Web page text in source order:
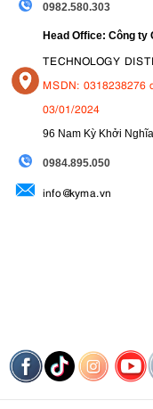
0982.580.303
Head Office: Công ty
TECHNOLOGY
MSDN: 0318238276
03/01/2024
96 Nam Kỳ Khởi
0984.895.050
info@kyma.vn